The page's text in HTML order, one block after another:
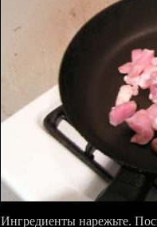
Ингредиенты нарежьте.